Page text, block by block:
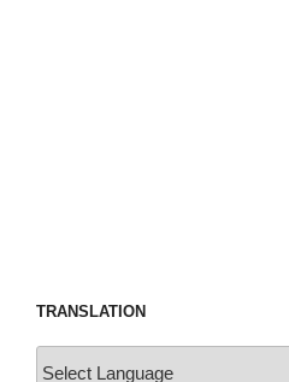
TRANSLATION